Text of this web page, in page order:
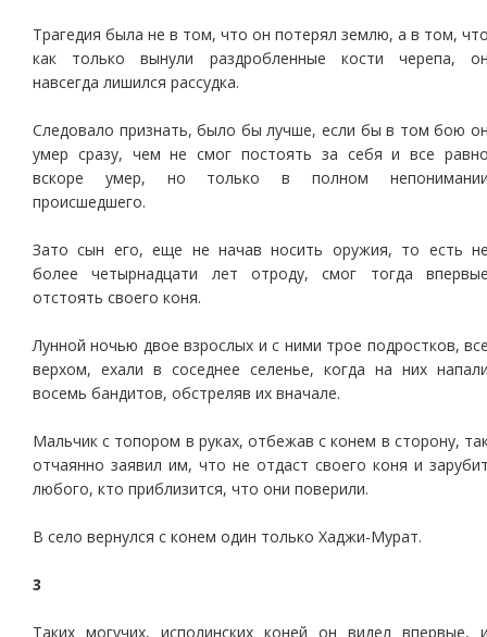
Трагедия была не в том, что он потерял землю, а в том,
как только вынули раздробленные кости черепа,
навсегда лишился рассудка.
Следовало признать, было бы лучше, если бы в том бою
умер сразу, чем не смог постоять за себя и все
вскоре умер, но только в полном
происшедшего.
Зато сын его, еще не начав носить оружия, то есть
более четырнадцати лет отроду, смог тогда
отстоять своего коня.
Лунной ночью двое взрослых и с ними трое подростков,
верхом, ехали в соседнее селенье, когда на них
восемь бандитов, обстреляв их вначале.
Мальчик с топором в руках, отбежав с конем в сторону,
отчаянно заявил им, что не отдаст своего коня и
любого, кто приблизится, что они поверили.
В село вернулся с конем один только Хаджи-Мурат.
3
Таких могучих, исполинских коней он видел впервые,